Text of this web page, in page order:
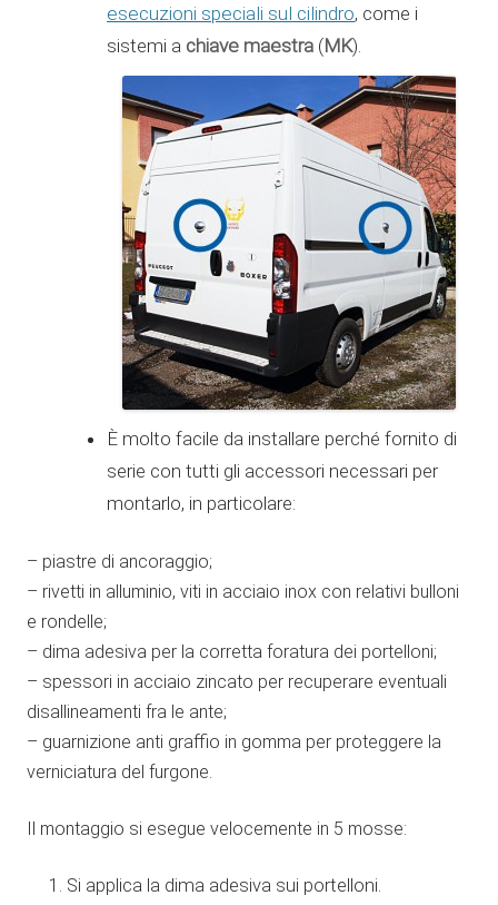
esecuzioni speciali sul cilindro, come i
sistemi a chiave maestra (MK).
È molto facile da installare perché fornito di
serie con tutti gli accessori necessari per
montarlo, in particolare:
– piastre di ancoraggio;
– rivetti in alluminio, viti in acciaio inox con relativi bulloni
e rondelle;
– dima adesiva per la corretta foratura dei portelloni;
– spessori in acciaio zincato per recuperare eventuali
disallineamenti fra le ante;
– guarnizione anti graffio in gomma per proteggere la
verniciatura del furgone.
Il montaggio si esegue velocemente in 5 mosse:
Si applica la dima adesiva sui portelloni.